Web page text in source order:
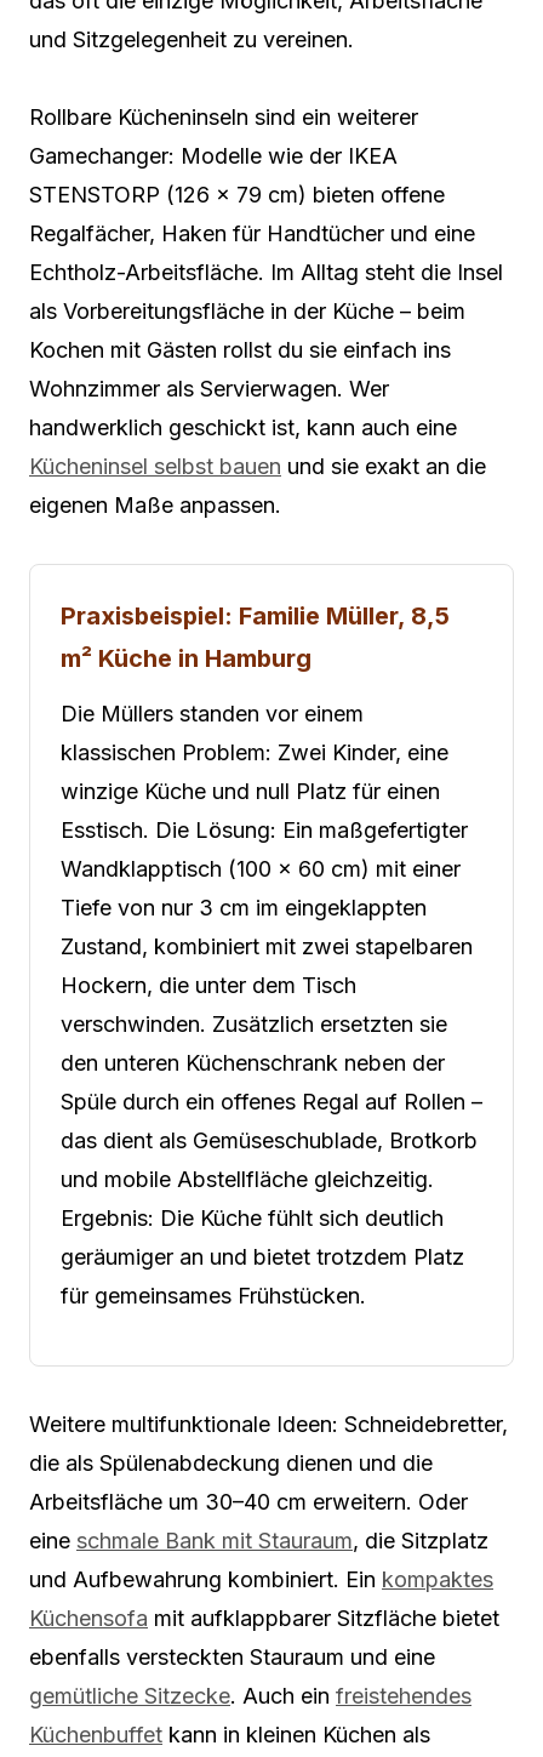
und Sitzgelegenheit zu vereinen.
Rollbare Kücheninseln sind ein weiterer
Gamechanger: Modelle wie der IKEA
STENSTORP (126 × 79 cm) bieten offene
Regalfächer, Haken für Handtücher und eine
Echtholz-Arbeitsfläche. Im Alltag steht die Insel
als Vorbereitungsfläche in der Küche – beim
Kochen mit Gästen rollst du sie einfach ins
Wohnzimmer als Servierwagen. Wer
handwerklich geschickt ist, kann auch eine
Kücheninsel selbst bauen und sie exakt an die
eigenen Maße anpassen.
Praxisbeispiel: Familie Müller, 8,5
m² Küche in Hamburg
Die Müllers standen vor einem
klassischen Problem: Zwei Kinder, eine
winzige Küche und null Platz für einen
Esstisch. Die Lösung: Ein maßgefertigter
Wandklapptisch (100 × 60 cm) mit einer
Tiefe von nur 3 cm im eingeklappten
Zustand, kombiniert mit zwei stapelbaren
Hockern, die unter dem Tisch
verschwinden. Zusätzlich ersetzten sie
den unteren Küchenschrank neben der
Spüle durch ein offenes Regal auf Rollen –
das dient als Gemüseschublade, Brotkorb
und mobile Abstellfläche gleichzeitig.
Ergebnis: Die Küche fühlt sich deutlich
geräumiger an und bietet trotzdem Platz
für gemeinsames Frühstücken.
Weitere multifunktionale Ideen: Schneidebretter,
die als Spülenabdeckung dienen und die
Arbeitsfläche um 30–40 cm erweitern. Oder
eine schmale Bank mit Stauraum, die Sitzplatz
und Aufbewahrung kombiniert. Ein kompaktes
Küchensofa mit aufklappbarer Sitzfläche bietet
ebenfalls versteckten Stauraum und eine
gemütliche Sitzecke. Auch ein freistehendes
Küchenbuffet kann in kleinen Küchen als